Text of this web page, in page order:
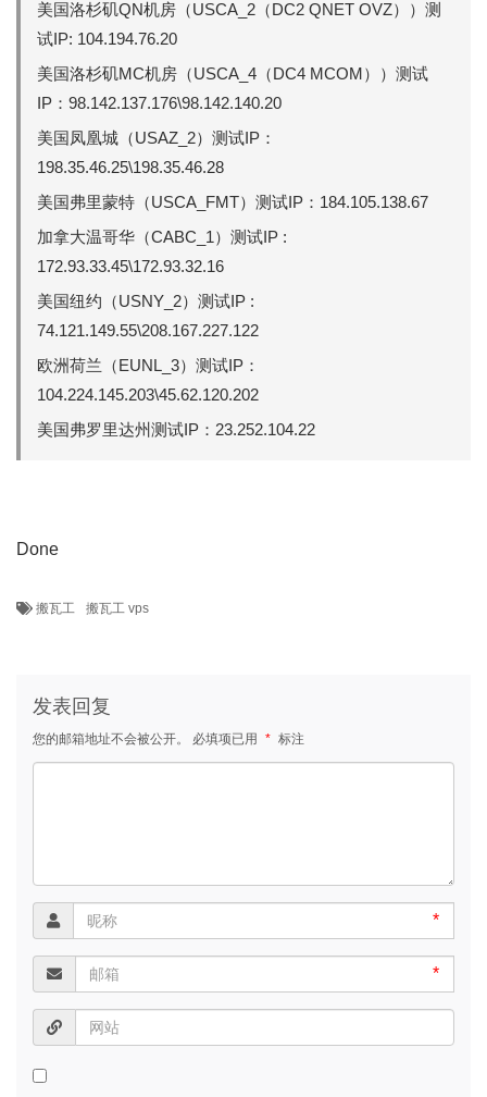
美国洛杉矶QN机房（USCA_2（DC2 QNET OVZ））测
试IP: 104.194.76.20
美国洛杉矶MC机房（USCA_4（DC4 MCOM））测试
IP：98.142.137.176\98.142.140.20
美国凤凰城（USAZ_2）测试IP：
198.35.46.25\198.35.46.28
美国弗里蒙特（USCA_FMT）测试IP：184.105.138.67
加拿大温哥华（CABC_1）测试IP :
172.93.33.45\172.93.32.16
美国纽约（USNY_2）测试IP :
74.121.149.55\208.167.227.122
欧洲荷兰（EUNL_3）测试IP：
104.224.145.203\45.62.120.202
美国弗罗里达州测试IP：23.252.104.22
Done
搬瓦工 搬瓦工 vps
发表回复
您的邮箱地址不会被公开。 必填项已用 * 标注
*
*